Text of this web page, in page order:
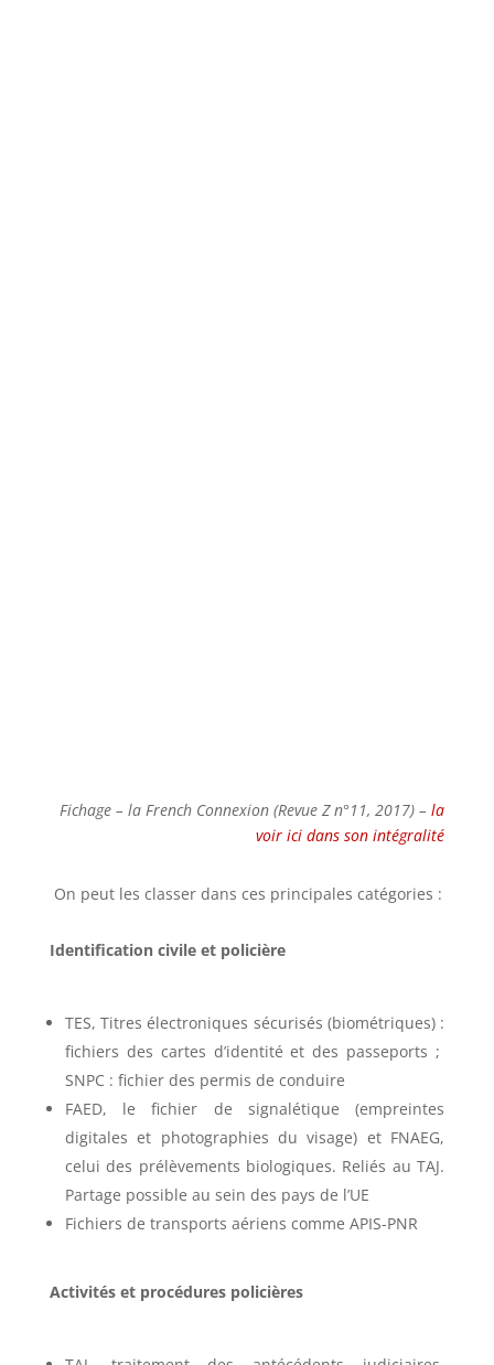
Fichage – la French Connexion (Revue Z n°11, 2017) –la
voir ici dans son intégralité
On peut les classer dans ces principales catégories :
Identification civile et policière
TES, Titres électroniques sécurisés (biométriques) :
fichiers des cartes d’identité et des passeports ;
SNPC : fichier des permis de conduire
FAED, le fichier de signalétique (empreintes
digitales et photographies du visage) et FNAEG,
celui des prélèvements biologiques. Reliés au TAJ.
Partage possible au sein des pays de l’UE
Fichiers de transports aériens comme APIS-PNR
Activités et procédures policières